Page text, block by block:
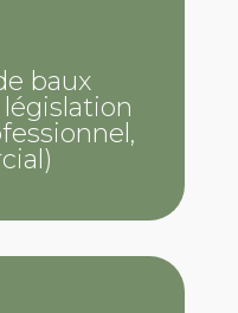
baux